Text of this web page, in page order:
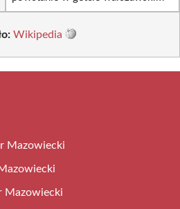
Wikipedia
Mazowiecki
Mazowiecki